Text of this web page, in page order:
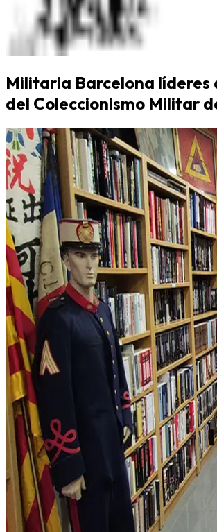
Militaria Barcelona líderes
del Coleccionismo Militar